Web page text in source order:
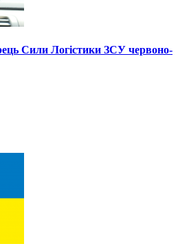
Сили Логістики ЗСУ червоно-